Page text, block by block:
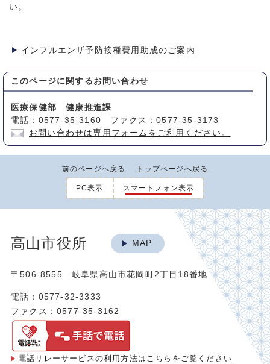
い。
インフルエンザ予防接種費用助成のご案内
このページに関する お問い合わせ
医療保健部 健康推進課
電話：0577-35-3160 ファクス：0577-35-3173
お問い合わせは専用フォームをご利用ください。
前のページへ戻る トップページへ戻る
PC表示 スマートフォン表示
高山市役所 MAP
〒506-8555 岐阜県高山市花岡町2丁目18番地
電話：0577-32-3333
ファクス：0577-35-3162
電話リレーサービスの利用方法は こちらをご覧ください